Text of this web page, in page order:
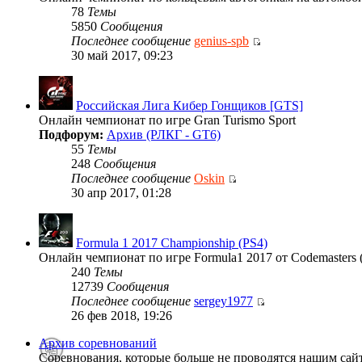
78 Темы
5850 Сообщения
Последнее сообщение genius-spb
30 май 2017, 09:23
Российская Лига Кибер Гонщиков [GTS]
Онлайн чемпионат по игре Gran Turismo Sport
Подфорум: Архив (РЛКГ - GT6)
55 Темы
248 Сообщения
Последнее сообщение Oskin
30 апр 2017, 01:28
Formula 1 2017 Championship (PS4)
Онлайн чемпионат по игре Formula1 2017 от Codemasters
240 Темы
12739 Сообщения
Последнее сообщение sergey1977
26 фев 2018, 19:26
Архив соревнований
Соревнования, которые больше не проводятся нашим